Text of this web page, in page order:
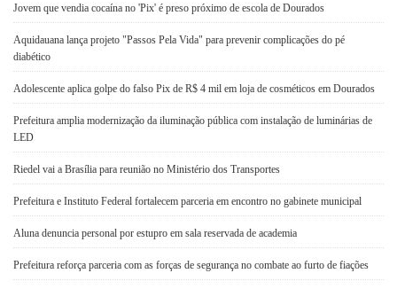
Jovem que vendia cocaína no 'Pix' é preso próximo de escola de Dourados
Aquidauana lança projeto "Passos Pela Vida" para prevenir complicações do pé
diabético
Adolescente aplica golpe do falso Pix de R$ 4 mil em loja de cosméticos em Dourados
Prefeitura amplia modernização da iluminação pública com instalação de luminárias de
LED
Riedel vai a Brasília para reunião no Ministério dos Transportes
Prefeitura e Instituto Federal fortalecem parceria em encontro no gabinete municipal
Aluna denuncia personal por estupro em sala reservada de academia
Prefeitura reforça parceria com as forças de segurança no combate ao furto de fiações